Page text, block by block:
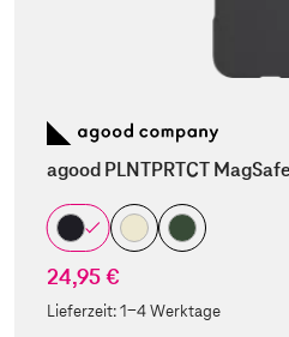
agood PLNTPRTCT
24,95 €
Lieferzeit:1-4 Werktage